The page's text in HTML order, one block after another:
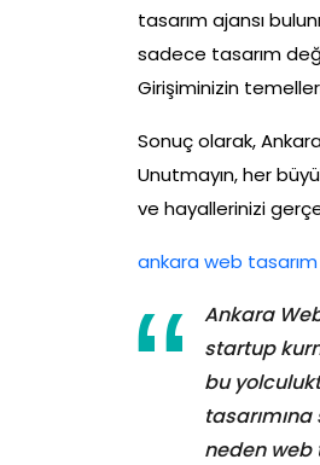
tasarım ajansı
sadece tasarım
Girişiminizin
Sonuç olarak,
Unutmayın, her
ve hayallerinizi
ankara web tasarım
Ankara
startup
bu
neden web